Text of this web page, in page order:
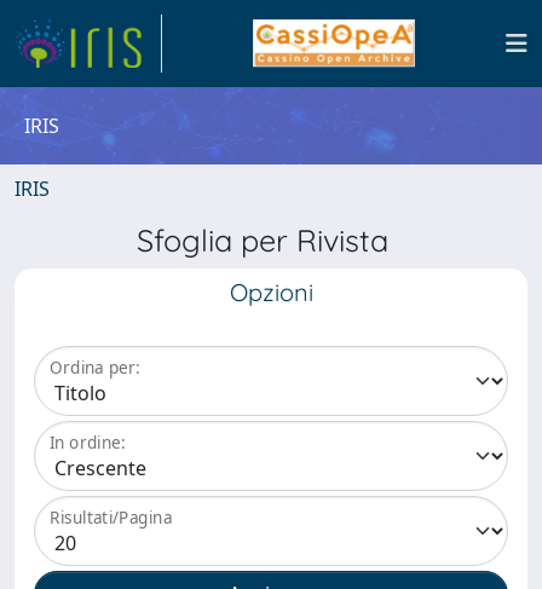
IRIS
IRIS
Sfoglia per Rivista
Opzioni
Ordina per:
In ordine:
Risultati/Pagina